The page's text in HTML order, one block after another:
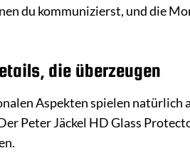
du kommunizierst, und die
die überzeugen
Aspekten spielen natürlich
Peter Jäckel HD Glass